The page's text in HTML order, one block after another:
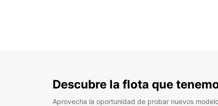
Descubre la flota que
Aprovecha la oportunidad de probar nuevos